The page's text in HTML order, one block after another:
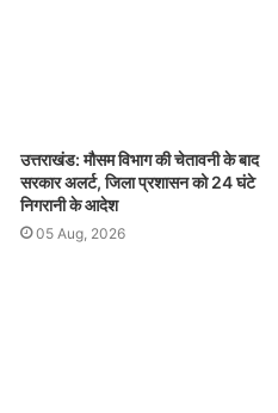
उत्तराखंड: मौसम विभाग की चेतावनी के बाद
सरकार अलर्ट, जिला प्रशासन को 24 घंटे
निगरानी के आदेश
05 Aug, 2026